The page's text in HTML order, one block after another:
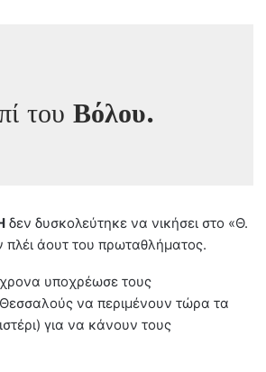
του Βόλου.
δεν δυσκολεύτηκε να νικήσει στο «Θ.
πλέι άουτ του πρωταθλήματος.
υποχρέωσε τους
να περιμένουν τώρα τα
για να κάνουν τους